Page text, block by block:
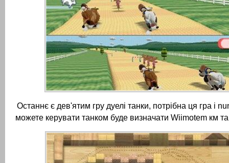
Останнє є дев'ятим гру дуелі танки, потрібна ця гра і
можете керувати танком буде визначати Wiimotem км